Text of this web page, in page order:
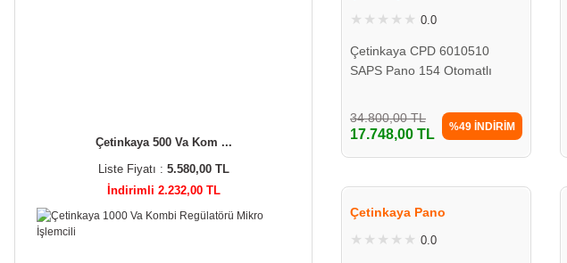
Çetinkaya 500 Va Kom ...
Liste Fiyatı : 5.580,00 TL
İndirimli 2.232,00 TL
0.0
Çetinkaya CPD 6010510
SAPS Pano 154 Otomatlı
34.800,00 TL
17.748,00 TL
%49 İNDİRİM
Çetinkaya Pano
0.0